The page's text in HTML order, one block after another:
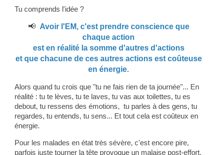
Tu comprends l'idée ?
📢 Avoir l'EM, c'est prendre conscience que
chaque action
est en réalité la somme d'autres d'actions
et que chacune de ces autres actions est coûteuse
en énergie.
Alors quand tu crois que "tu ne fais rien de ta journée"... En
réalité : tu te lèves, tu te laves, tu vas aux toilettes, tu es
debout, tu ressens des émotions, tu parles à des gens, tu
regardes, tu entends, tu sens... Et tout cela est coûteux en
énergie.
Pour les malades en état très sévère, c'est encore pire,
parfois juste tourner la tête provoque un malaise post-effort,